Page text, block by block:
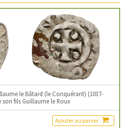
le Bâtard (le Conquérant) (1037-
son fils Guillaume le Roux
Ajouter au panier